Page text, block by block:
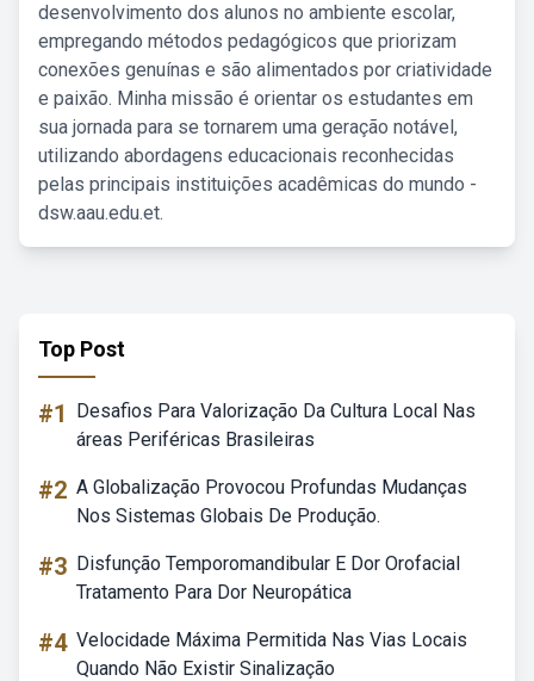
desenvolvimento dos alunos no ambiente escolar,
empregando métodos pedagógicos que priorizam
conexões genuínas e são alimentados por criatividade
e paixão. Minha missão é orientar os estudantes em
sua jornada para se tornarem uma geração notável,
utilizando abordagens educacionais reconhecidas
pelas principais instituições acadêmicas do mundo -
dsw.aau.edu.et.
Top Post
#1
Desafios Para Valorização Da Cultura Local Nas
áreas Periféricas Brasileiras
#2 A Globalização Provocou Profundas Mudanças
Nos Sistemas Globais De Produção.
#3 Disfunção Temporomandibular E Dor Orofacial
Tratamento Para Dor Neuropática
#4 Velocidade Máxima Permitida Nas Vias Locais
Quando Não Existir Sinalização